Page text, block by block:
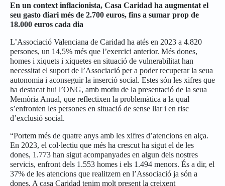
En un context inflacionista, Casa Caridad ha augmentat el
seu gasto diari més de 2.700 euros, fins a sumar prop de
18.000 euros cada dia
L’Associació Valenciana de Caridad ha atés en 2023 a 4.820
persones, un 14,5% més que l’exercici anterior. Més dones,
homes i xiquets i xiquetes en situació de vulnerabilitat han
necessitat el suport de l’Associació per a poder recuperar la seua
autonomia i aconseguir la inserció social. Estes són les xifres que
ha destacat hui l’ONG, amb motiu de la presentació de la seua
Memòria Anual, que reflectixen la problemàtica a la qual
s’enfronten les persones en situació de sense llar i en risc
d’exclusió social.
“Portem més de quatre anys amb les xifres d’atencions en alça.
En 2023, el col·lectiu que més ha crescut ha sigut el de les
dones, 1.773 han sigut acompanyades en algun dels nostres
servicis, enfront dels 1.553 homes i els 1.494 menors. És a dir, el
37% de les atencions que realitzem en l’Associació ja són a
dones. A casa Caridad tenim molt present la creixent